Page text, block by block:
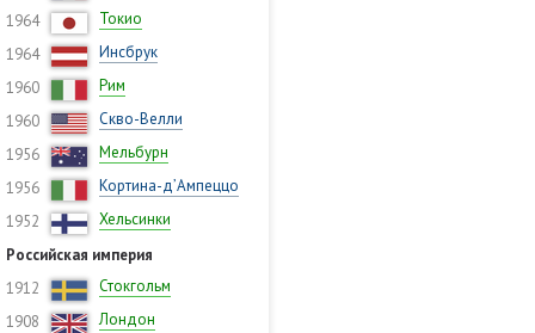
1964
Токио
1964
Инсбрук
1960
Рим
1960
Скво-Велли
1956
Мельбурн
1956
Кортина-д’Ампеццо
1952
Хельсинки
Российская империя
1912
Стокгольм
1908
Лондон